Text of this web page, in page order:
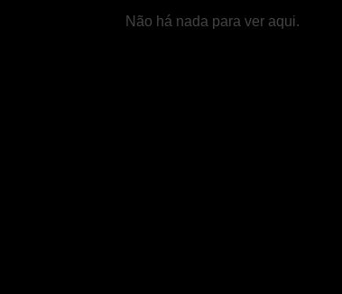
Não há nada para ver aqui.